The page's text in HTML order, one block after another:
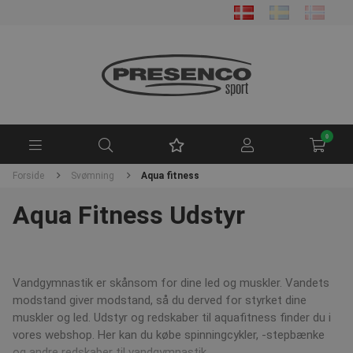
0
Forside Svømning Aqua fitness
Aqua Fitness Udstyr
Vandgymnastik er skånsom for dine led og muskler. Vandets
modstand giver modstand, så du derved for styrket dine
muskler og led. Udstyr og redskaber til aquafitness finder du i
vores webshop. Her kan du købe spinningcykler, -stepbænke